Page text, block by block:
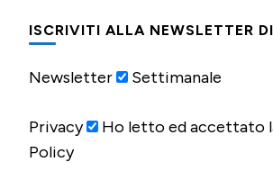
ISCRIVITI ALLA NEWSLETTER
Newsletter Settimanale
Privacy
Ho letto ed accettato
Policy